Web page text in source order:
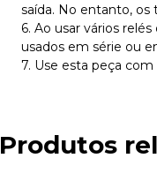
saída. No entanto, os
6. Ao usar vários
usados ​​em série ou
7. Use esta peça
Produtos